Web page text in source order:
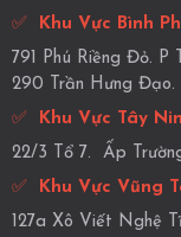
✅ Khu Vực Bình
791 Phú Riềng Đỏ. P
290 Trần Hưng Đạo.
✅ Khu Vực Tây
22/3 Tổ 7. Ấp
✅ Khu Vực Vũng
127a Xô Viết Nghệ